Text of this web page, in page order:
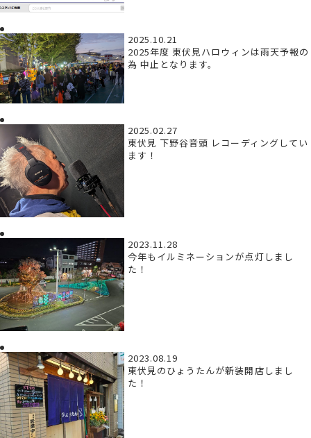
2025.10.21
2025年度 東伏見ハロウィンは雨天予報の
為 中止となります。
2025.02.27
東伏見 下野谷音頭 レコーディングしてい
ます！
2023.11.28
今年もイルミネーションが点灯しまし
た！
2023.08.19
東伏見のひょうたんが新装開店しまし
た！